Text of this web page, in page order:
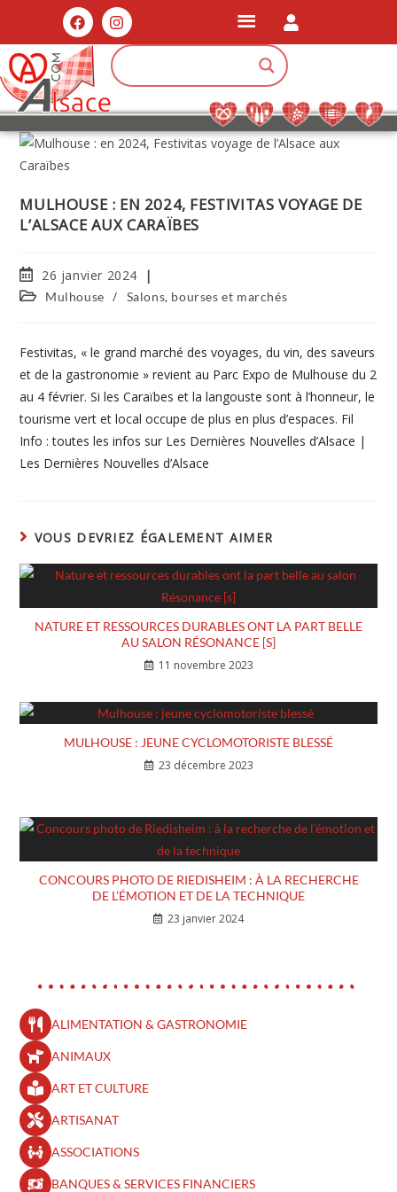
MULHOUSE : EN 2024, FESTIVITAS VOYAGE DE
L’ALSACE AUX CARAÏBES
26 janvier 2024
Mulhouse / Salons, bourses et marchés
Festivitas, « le grand marché des voyages, du vin, des saveurs
et de la gastronomie » revient au Parc Expo de Mulhouse du 2
au 4 février. Si les Caraïbes et la langouste sont à l’honneur, le
tourisme vert et local occupe de plus en plus d’espaces. Fil
Info : toutes les infos sur Les Dernières Nouvelles d’Alsace |
Les Dernières Nouvelles d’Alsace
VOUS DEVRIEZ ÉGALEMENT AIMER
NATURE ET RESSOURCES DURABLES ONT LA PART BELLE
AU SALON RÉSONANCE [S]
11 novembre 2023
MULHOUSE : JEUNE CYCLOMOTORISTE BLESSÉ
23 décembre 2023
CONCOURS PHOTO DE RIEDISHEIM : À LA RECHERCHE
DE L’ÉMOTION ET DE LA TECHNIQUE
23 janvier 2024
ALIMENTATION & GASTRONOMIE
ANIMAUX
ART ET CULTURE
ARTISANAT
ASSOCIATIONS
BANQUES & SERVICES FINANCIERS